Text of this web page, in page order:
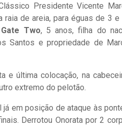
Presidente Vicente
raia de areia, para éguas de 3 e
Gate Two, 5 anos, filha do
Santos e propriedade de
e última colocação, na
extremo do pelotão.
em posição de ataque às
Derrotou Onorata por 2